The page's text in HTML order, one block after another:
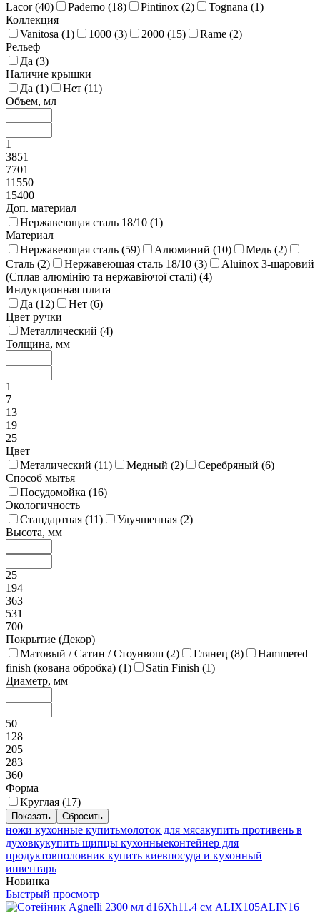
Lacor (40) Paderno (18) Pintinox (2) Tognana (1)
Коллекция
Vanitosa (1) 1000 (3) 2000 (15) Rame (2)
Рельеф
Да (3)
Наличие крышки
Да (1) Нет (11)
Объем, мл
1
3851
7701
11550
15400
Доп. материал
Нержавеющая сталь 18/10 (1)
Материал
Нержавеющая сталь (59) Алюминий (10) Медь (2)
Сталь (2) Нержавеющая сталь 18/10 (3)
Aluinox 3-шаровий
(Сплав алюмінію та нержавіючої сталі) (4)
Индукционная плита
Да (12) Нет (6)
Цвет ручки
Металлический (4)
Толщина, мм
1
7
13
19
25
Цвет
Металический (11) Медный (2) Серебряный (6)
Способ мытья
Посудомойка (16)
Экологичность
Стандартная (11) Улучшенная (2)
Высота, мм
25
194
363
531
700
Покрытие (Декор)
Матовый / Сатин / Стоунвош (2) Глянец (8)
Hammered
finish (кована обробка) (1) Satin Finish (1)
Диаметр, мм
50
128
205
283
360
Форма
Круглая (17)
ножи кухонные купитьмолоток для мясакупить противень в
духовкукупить щипцы кухонныеконтейнер для
продуктовполовник купить киевпосуда и кухонный
инвентарь
Новинка
Быстрый просмотр